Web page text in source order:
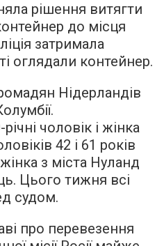
рішення витягти
до місця
затримала
оглядали контейнер.
Нідерландів
чоловік і жінка
42 і 61 років
з міста Нуланд
Цього тижня всі
судом.
про перевезення